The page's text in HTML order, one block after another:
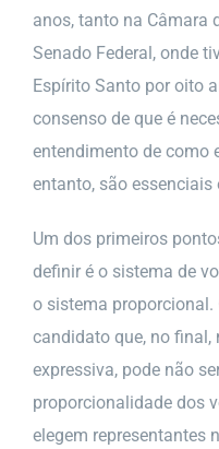
anos, tanto na Câmara
Senado Federal, onde
Espírito Santo por oito
consenso de que é
entendimento de como
entanto, são
Um dos primeiros
definir é o sistema de
o sistema proporcional.
candidato que, no
expressiva, pode não
proporcionalidade dos
elegem representantes